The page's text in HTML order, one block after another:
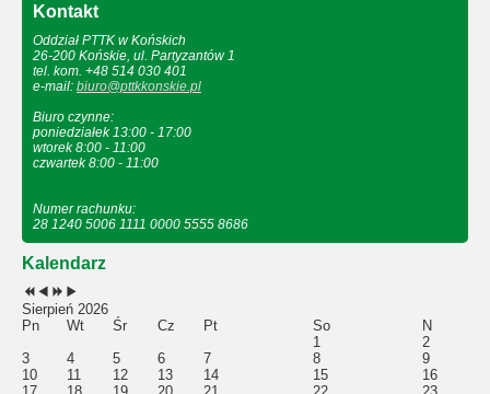
Kontakt
Oddział PTTK w Końskich
26-200 Końskie, ul. Partyzantów 1
tel. kom. +48 514 030 401
e-mail: biuro@pttkkonskie.pl
Biuro czynne:
poniedziałek 13:00 - 17:00
wtorek 8:00 - 11:00
czwartek 8:00 - 11:00
Numer rachunku:
28 1240 5006 1111 0000 5555 8686
Kalendarz
Sierpień 2026
Pn
Wt Śr Cz Pt So
N
1
2
3
4 5 6 7 8
9
10
11 12 13 14 15
16